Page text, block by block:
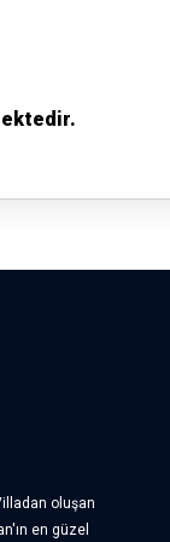
oluşan
en güzel